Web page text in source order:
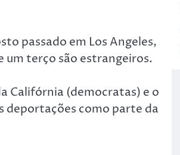
passado em Los Angeles,
um terço são estrangeiros.
Califórnia (democratas) e o
deportações como parte da